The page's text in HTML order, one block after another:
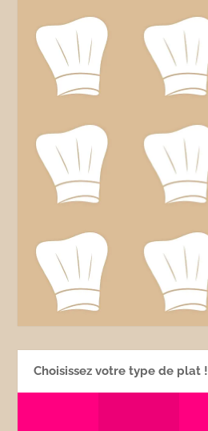
Choisissez votre type de plat !